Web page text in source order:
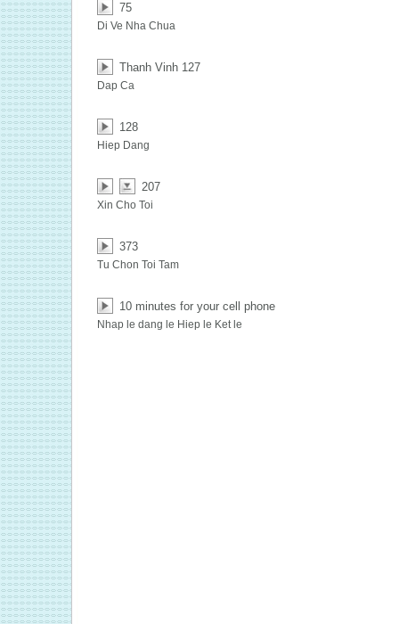
75
Di Ve Nha Chua
Thanh Vinh 127
Dap Ca
128
Hiep Dang
207
Xin Cho Toi
373
Tu Chon Toi Tam
10 minutes for your cell phone
Nhap le dang le Hiep le Ket le